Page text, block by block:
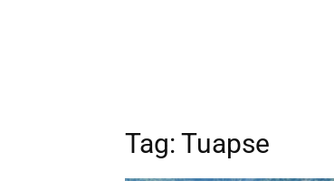
Tag: Tuapse